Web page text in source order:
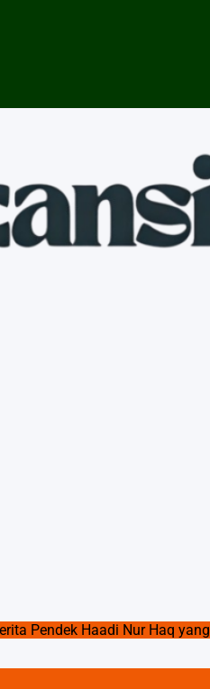
Seputar Pariwisata Dan
Pendek Haadi Nur Haq